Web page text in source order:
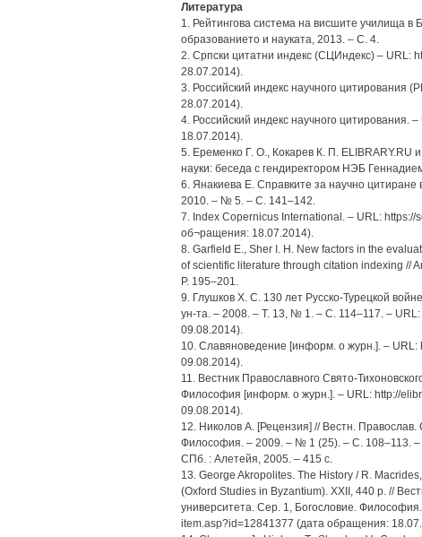
Литература
1. Рейтингова система на висшите училища
образованието и науката, 2013. – С. 4.
2. Српски цитатни индекс (СЦИндекс) – URL:
28.07.2014).
3. Российский индекс научного цитирования
28.07.2014).
4. Российский индекс научного
18.07.2014).
5. Еременко Г. О., Кокарев К. П.
науки: беседа с гендиректором НЭБ
6. Янакиева Е. Справките за научно цитиране
2010. – № 5. – С. 141–142.
7. Index Copernicus International. – URL:
об¬ращения: 18.07.2014).
8. Garfield E., Sher I. H. New factors in the
of scientific literature through citation indexing //
Р. 195–201.
9. Глушков Х. С. 130 лет Русско-Турецкой
ун-та. – 2008. – Т. 13, № 1. – С. 114–117. –
09.08.2014).
10. Славяноведение [информ. о журн.]. –
09.08.2014).
11. Вестник Православного Свято-
Философия [информ. о журн.]. – URL: http://
09.08.2014).
12. Николов А. [Рецензия] // Вестн. Православ.
Философия. – 2009. – № 1 (25). – С. 108–113. –
СПб. : Алетейя, 2005. – 415 с.
13. George Akropolites. The History / R.
(Oxford Studies in Byzantium). XXII, 440 p. //
университета. Сер. 1, Богословие.
item.asp?id=12841377 (дата обращения: